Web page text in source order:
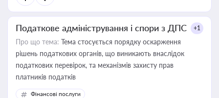
Податкове адміністрування і спори з ДПС +1
Про що тема: Тема стосується порядку оскарження
рішень податкових органів, що виникають внаслідок
податкових перевірок, та механізмів захисту прав
платників податків
Фінансові послуги